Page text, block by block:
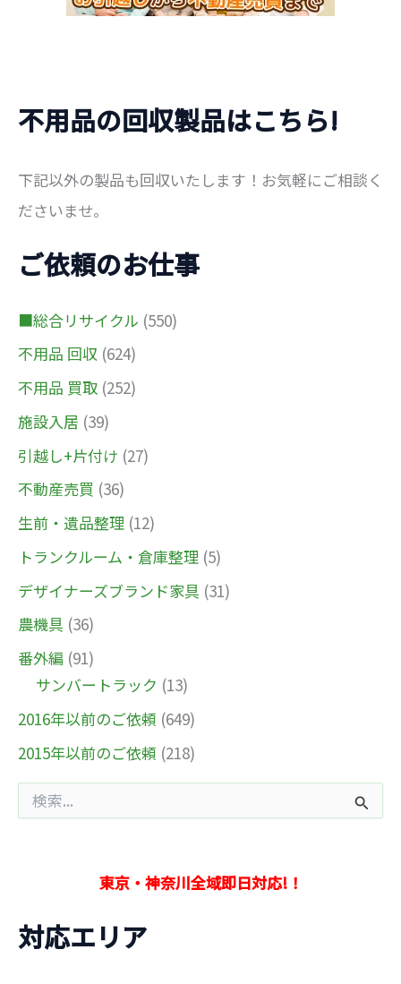
不用品の回収製品はこちら!
下記以外の製品も回収いたします！お気軽にご相談く
ださいませ。
ご依頼のお仕事
■総合リサイクル (550)
不用品 回収 (624)
不用品 買取 (252)
施設入居 (39)
引越し+片付け (27)
不動産売買 (36)
生前・遺品整理 (12)
トランクルーム・倉庫整理 (5)
デザイナーズブランド家具 (31)
農機具 (36)
番外編 (91)
サンバートラック (13)
2016年以前のご依頼 (649)
2015年以前のご依頼 (218)
索
東京・神奈川全域即日対応!！
対応エリア